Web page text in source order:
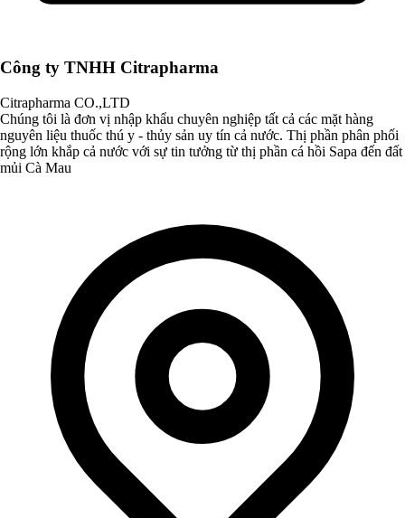
Công ty TNHH Citrapharma
Citrapharma CO.,LTD
Chúng tôi là đơn vị nhập khẩu chuyên nghiệp tất cả các mặt hàng
nguyên liệu thuốc thú y - thủy sản uy tín cả nước. Thị phần phân phối
rộng lớn khắp cả nước với sự tin tưởng từ thị phần cá hồi Sapa đến đất
mủi Cà Mau